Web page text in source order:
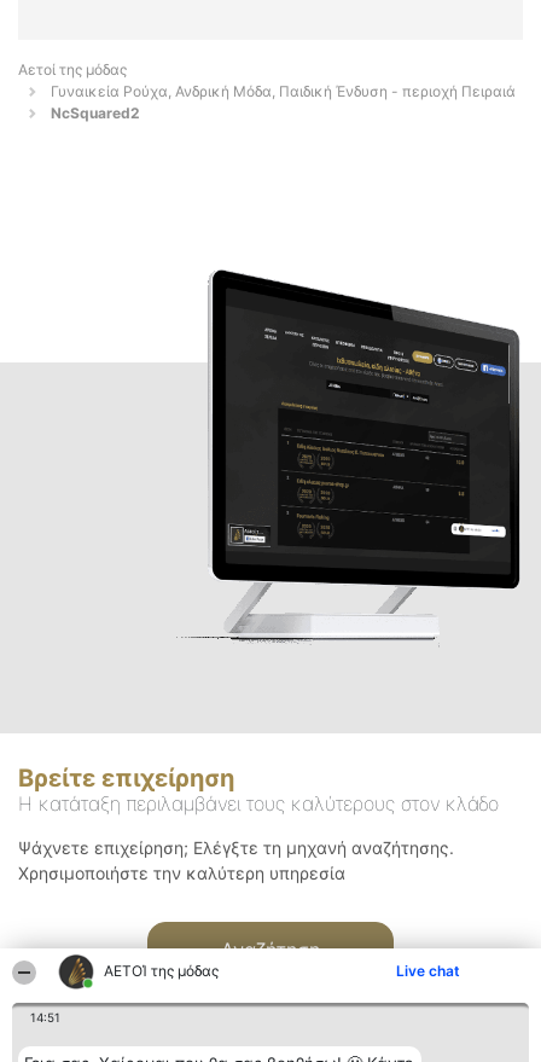
ΑΕΤΟΊ της μόδας Live chat
14:51
Αετοί της μόδας
Γυναικεία Ρούχα, Ανδρική Μόδα, Παιδική Ένδυση - περιοχή Πειραιά
NcSquared2
Βρείτε επιχείρηση
Η κατάταξη περιλαμβάνει τους καλύτερους στον κλάδο
Ψάχνετε επιχείρηση; Ελέγξτε τη μηχανή αναζήτησης.
Χρησιμοποιήστε την καλύτερη υπηρεσία
Αναζήτηση